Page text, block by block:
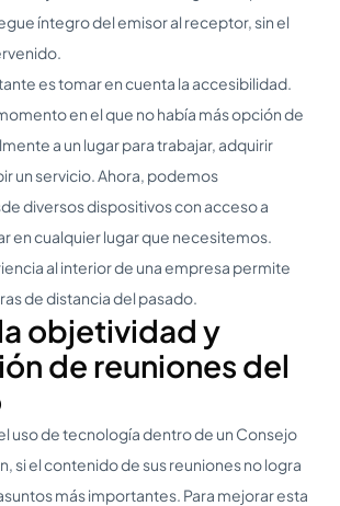
íntegro del emisor al receptor, sin el
es tomar en cuenta la accesibilidad.
en el que no había más opción de
a un lugar para trabajar, adquirir
un servicio. Ahora, podemos
diversos dispositivos con acceso a
en cualquier lugar que necesitemos.
al interior de una empresa permite
de distancia del pasado.
objetividad y
de reuniones del
uso de tecnología dentro de un Consejo
si el contenido de sus reuniones no logra
más importantes. Para mejorar esta